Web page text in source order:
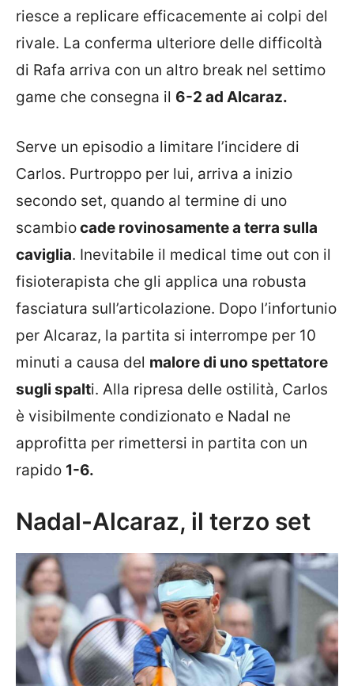
riesce a replicare efficacemente ai colpi del
rivale. La conferma ulteriore delle difficoltà
di Rafa arriva con un altro break nel settimo
game che consegna il 6-2 ad Alcaraz.
Serve un episodio a limitare l’incidere di
Carlos. Purtroppo per lui, arriva a inizio
secondo set, quando al termine di uno
scambiocade rovinosamente a terra sulla
caviglia. Inevitabile il medical time out con il
fisioterapista che gli applica una robusta
fasciatura sull’articolazione. Dopo l’infortunio
per Alcaraz, la partita si interrompe per 10
minuti a causa del malore di uno spettatore
sugli spalti. Alla ripresa delle ostilità, Carlos
è visibilmente condizionato e Nadal ne
approfitta per rimettersi in partita con un
rapido 1-6.
Nadal-Alcaraz, il terzo set